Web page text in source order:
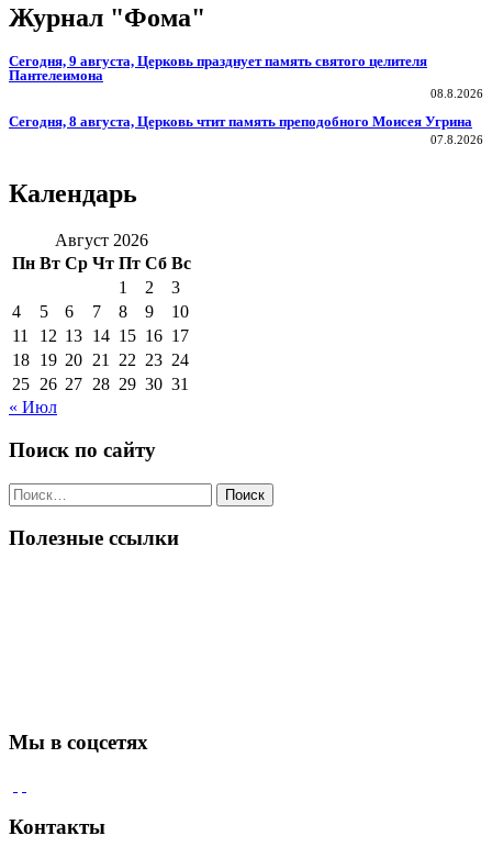
Журнал "Фома"
Сегодня, 9 августа, Церковь празднует память святого целителя
Пантелеимона
08.8.2026
Сегодня, 8 августа, Церковь чтит память преподобного Моисея Угрина
07.8.2026
Календарь
Август 2026
Пн Вт Ср Чт Пт Сб Вс
1
2
3
4
5 6 7 8 9
10
11
12 13 14 15 16 17
18 19 20 21 22 23 24
25 26 27 28 29 30 31
« Июл
Поиск по сайту
Поиск
по:
Полезные ссылки
Мы в соцсетях
Контакты